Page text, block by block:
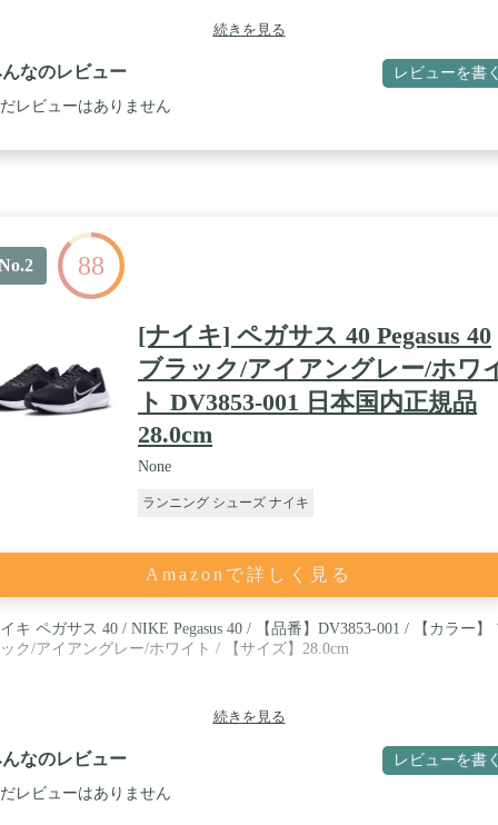
続きを見る
なのレビュー レビューを書
レビューはありません
88
[ナイキ] ペガサス 40 Pegasus 40
ブラック/アイアングレー/ホワ
ト DV3853-001 日本国内正規品
28.0cm
None
ランニング シューズ ナイキ
Amazonで詳しく見る
キ ペガサス 40 / NIKE Pegasus 40 / 【品番】DV3853-001 / 【カラー】
ク/アイアングレー/ホワイト / 【サイズ】28.0cm
続きを見る
なのレビュー レビューを書
レビューはありません